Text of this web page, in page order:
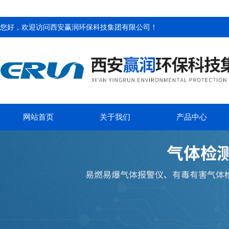
您好，欢迎访问西安赢润环保科技集团有限公司 ！
网站首页 关于我们 产品中心